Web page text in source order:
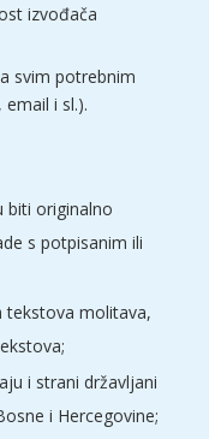
izvođača
svim potrebnim
i sl.).
biti originalno
s potpisanim ili
tekstova molitava,
i strani državljani
i Hercegovine;